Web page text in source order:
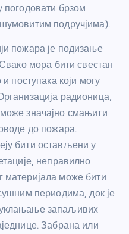
погодовати брзом
подручјима).
пожара је подизање
мора бити свестан
поступака који могу
радионица,
значајно смањити
до пожара.
бити остављени у
неправилно
материјала може бити
периодима, док је
запаљивих
Забрана или